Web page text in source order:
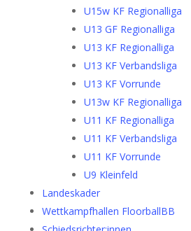
U15w KF Regionalliga
U13 GF Regionalliga
U13 KF Regionalliga
U13 KF Verbandsliga
U13 KF Vorrunde
U13w KF Regionalliga
U11 KF Regionalliga
U11 KF Verbandsliga
U11 KF Vorrunde
U9 Kleinfeld
Landeskader
Wettkampfhallen FloorballBB